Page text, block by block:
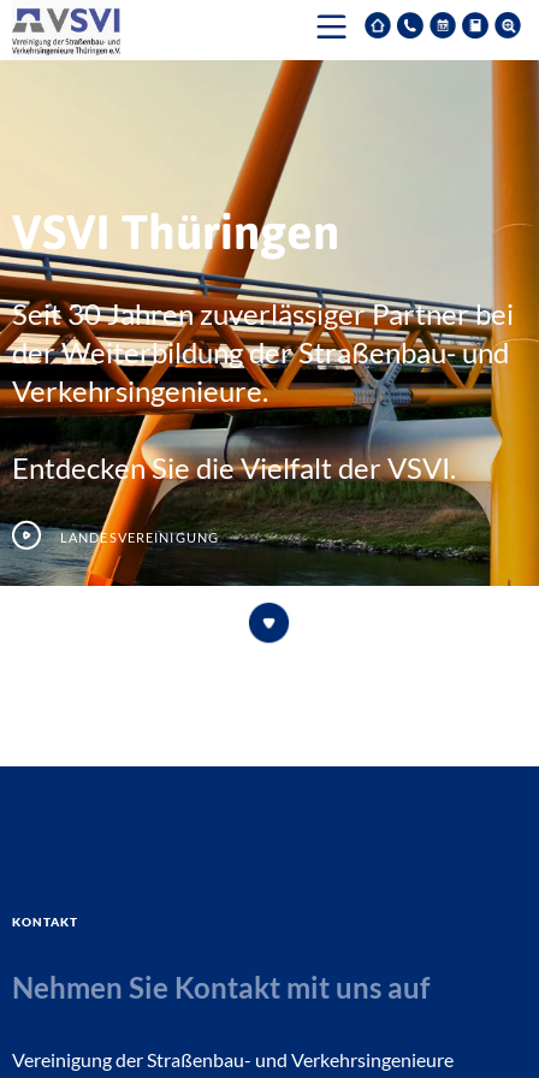
VSVI Thüringen
Seit 30 Jahren zuverlässiger Partner bei
der Weiterbildung der Straßenbau- und
Verkehrsingenieure.
Entdecken Sie die Vielfalt der VSVI.
Landesvereinigung
Kontakt
Nehmen Sie Kontakt mit uns auf
Vereinigung der Straßenbau- und Verkehrsingenieure